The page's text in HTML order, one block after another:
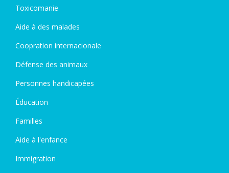
Toxicomanie
Aide à des malades
Coopration internacionale
Défense des animaux
Personnes handicapées
Éducation
Familles
Aide à l'enfance
Immigration